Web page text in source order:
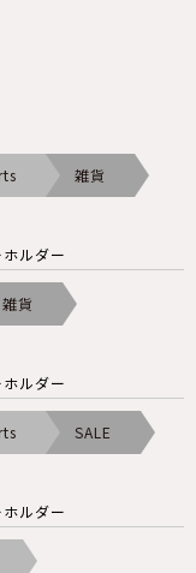
雑貨
ルダー
雑貨
ルダー
SALE
ルダー